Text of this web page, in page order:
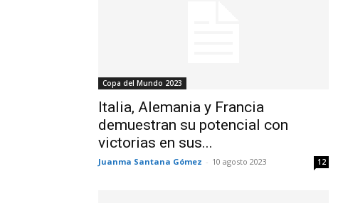
Copa del Mundo 2023
Italia, Alemania y Francia
demuestran su potencial con
victorias en sus...
Juanma Santana Gómez - 10 agosto 2023 12